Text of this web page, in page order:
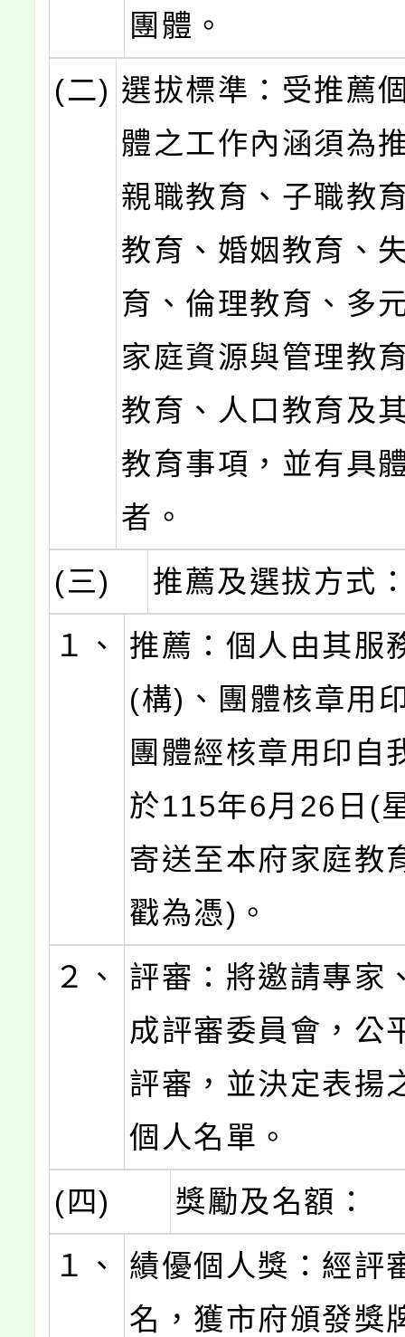
團體。
(二) 選拔標準：受推薦
體之工作內涵須為
親職教育、子職教
教育、婚姻教育、
育、倫理教育、多
家庭資源與管理教
教育、人口教育及
教育事項，並有具
者。
(三)
推薦及選拔方式
１、
推薦：個人由其服
(構)、團體核章用
團體經核章用印自
於115年6月26日(
寄送至本府家庭教
戳為憑)。
２、
評審：將邀請專家
成評審委員會，公
評審，並決定表揚
個人名單。
(四)
獎勵及名額：
１、
績優個人獎：經評
名，獲市府頒發獎